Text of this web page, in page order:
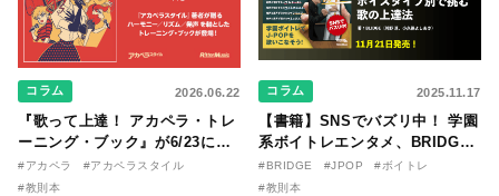
コラム 2026.06.22
『歌って上達！ アカペラ・トレ
ーニング・ブック』が6/23に発
売！ 課題曲音源・音取り用アプ
リを公開。
#アカペラ
#アカペラスタイル
#教則本
コラム 2025.11.17
【書籍】SNSでバズリ中！ 学園
系ボイトレエンタメ、BRIDGE
が届ける教則本『１分で攻略！
ボイスタイプ別で挑む歌の上達
#BRIDGE #JPOP
#ボイトレ
#教則本